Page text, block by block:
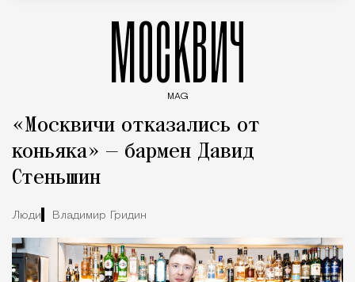
МОСКВИЧ
MAG
«Москвичи отказались от
коньяка» — бармен Давид
Стеньшин
Люди Владимир Гридин